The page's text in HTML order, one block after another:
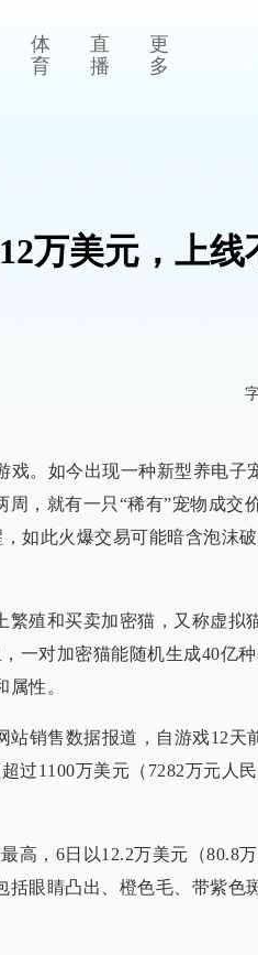
体
育
直
播
更
多
万美元，上线
戏。如今出现一种新型养电子
，就有一只“稀有”宠物成交
如此火爆交易可能暗含泡沫
殖和买卖加密猫，又称虚拟
一对加密猫能随机生成40亿
性。
站销售数据报道，自游戏12天
过1100万美元（7282万元人民
高，6日以12.2万美元（80.8
括眼睛凸出、橙色毛、带紫色